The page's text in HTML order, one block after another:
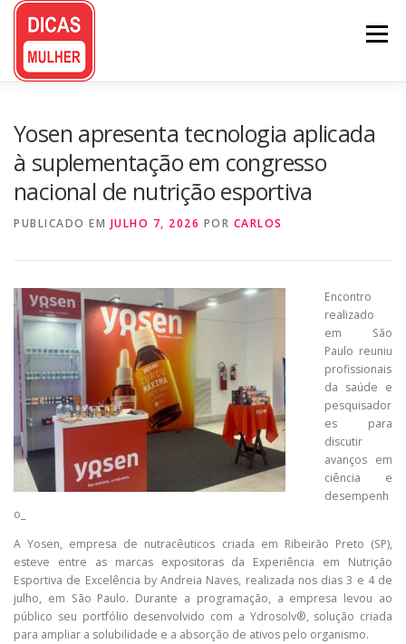
Pular
conteúdo
Menu
Yosen apresenta tecnologia aplicada
à suplementação em congresso
nacional de nutrição esportiva
PUBLICADO EM JULHO 7, 2026 POR CARLOS
Encontro
realizado
em São
Paulo reuniu
profissionais
da saúde e
pesquisador
es para
discutir
avanços em
ciência e
desempenh
o_
A Yosen, empresa de nutracêuticos criada em Ribeirão Preto (SP),
esteve entre as marcas expositoras da Experiência em Nutrição
Esportiva de Excelência by Andreia Naves, realizada nos dias 3 e 4 de
julho, em São Paulo. Durante a programação, a empresa levou ao
público seu portfólio desenvolvido com a Ydrosolv®, solução criada
para ampliar a solubilidade e a absorção de ativos pelo organismo.